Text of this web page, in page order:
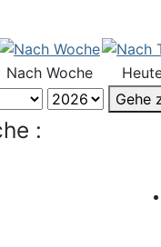
Nach Woche
Gehe
: